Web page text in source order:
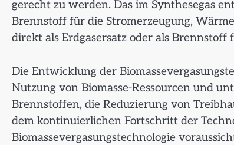
gerecht zu werden. Das im Synthesegas
Brennstoff für die Stromerzeugung,
direkt als Erdgasersatz oder als
Die Entwicklung der
Nutzung von Biomasse-Ressourcen und
Brennstoffen, die Reduzierung von
dem kontinuierlichen Fortschritt der
Biomassevergasungstechnologie